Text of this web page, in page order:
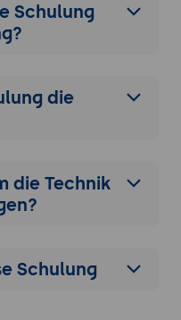
Schulung
die
die Technik
Schulung